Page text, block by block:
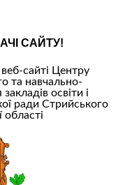
САЙТУ!
сайті Центру
та навчально-
освіти і
ради Стрийського
області